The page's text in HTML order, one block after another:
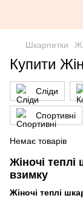
Шкарпетки
Купити
Сліди
Спортивні
Немає товарів
Жіночі
взимку
Жіночі теплі